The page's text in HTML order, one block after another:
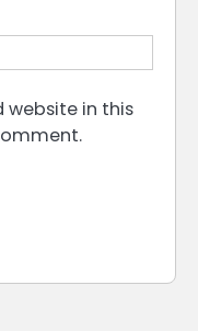
website in this